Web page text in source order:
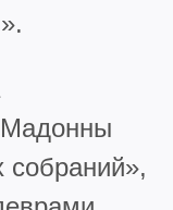
собраний»,